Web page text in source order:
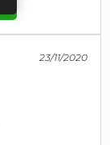
23/11/2020